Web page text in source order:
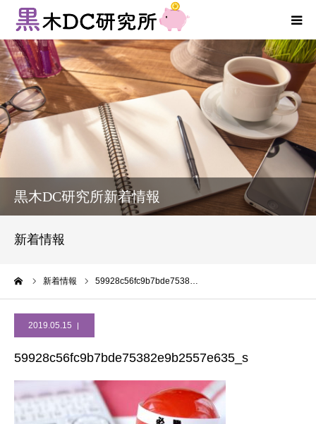
黒木DC研究所新着情報
新着情報
新着情報 59928c56fc9b7bde7538…
2019.05.15
59928c56fc9b7bde75382e9b2557e635_s
法人向けサービス
個人向けサービス
新着情報
お問い合わせ